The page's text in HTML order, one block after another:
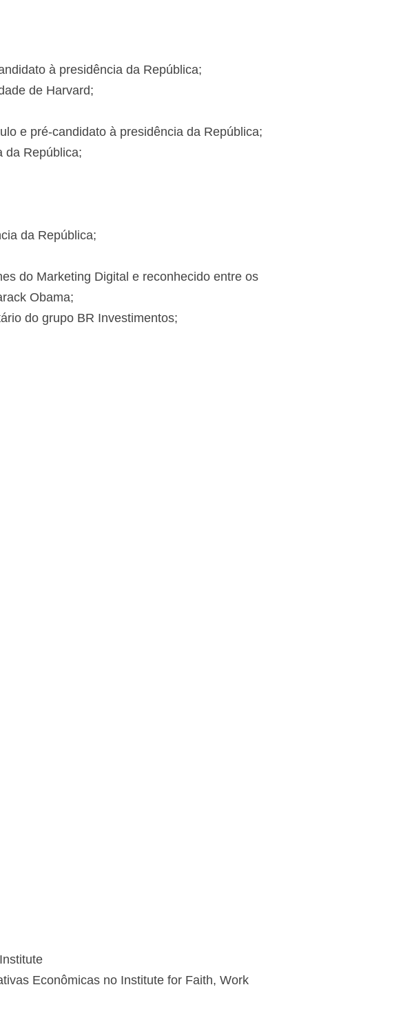
à presidência da República;
de Harvard;
e pré-candidato à presidência da República;
da República;
da República;
do Marketing Digital e reconhecido entre os
Obama;
do grupo BR Investimentos;
Econômicas no Institute for Faith, Work